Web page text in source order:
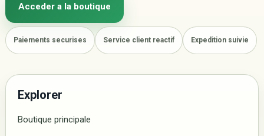
Acceder a la boutique
Paiements securises Service client reactif Expedition suivie
Explorer
Boutique principale